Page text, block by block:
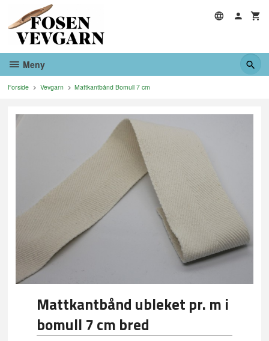
innholdet
Meny
Forside Vevgarn Mattkantbånd Bomull 7 cm
Mattkantbånd ubleket pr. m i
bomull 7 cm bred